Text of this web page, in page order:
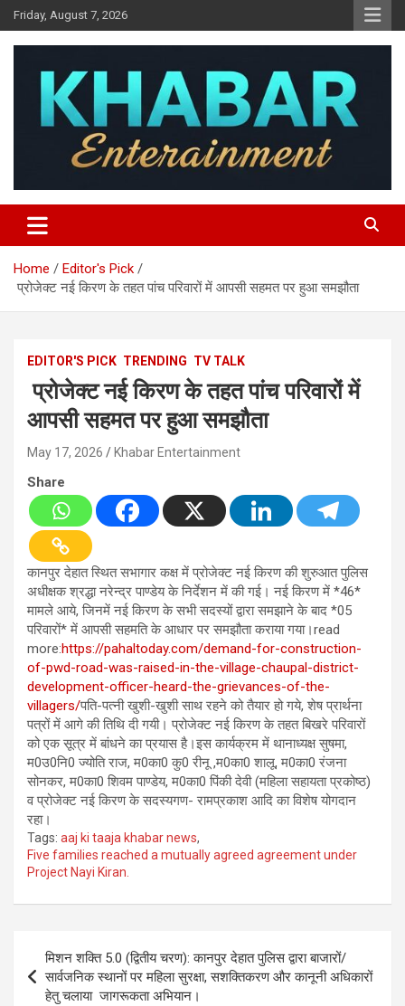
Skip
to
content
Friday, August 7, 2026
Khabar Entertainment
Home
Editor's Pick
प्रोजेक्ट नई किरण के तहत पांच परिवारों में आपसी सहमत पर हुआ समझौता
EDITOR'S PICK TRENDING TV TALK
प्रोजेक्ट नई किरण के तहत पांच परिवारों में
आपसी सहमत पर हुआ समझौता
May 17, 2026 Khabar Entertainment
Share
कानपुर देहात स्थित सभागार कक्ष में प्रोजेक्ट नई किरण की शुरुआत पुलिस
अधीक्षक श्रद्धा नरेन्द्र पाण्डेय के निर्देशन में की गई। नई किरण में *46*
मामले आये, जिनमें नई किरण के सभी सदस्यों द्वारा समझाने के बाद *05
परिवारों* में आपसी सहमति के आधार पर समझौता कराया गया।read
more:https://pahaltoday.com/demand-for-construction-
of-pwd-road-was-raised-in-the-village-chaupal-district-
development-officer-heard-the-grievances-of-the-
villagers/पति-पत्नी खुशी-खुशी साथ रहने को तैयार हो गये, शेष प्रार्थना
पत्रों में आगे की तिथि दी गयी। प्रोजेक्ट नई किरण के तहत बिखरे परिवारों
को एक सूत्र में बांधने का प्रयास है।इस कार्यक्रम में थानाध्यक्ष सुषमा,
म0उ0नि0 ज्योति राज, म0का0 कु0 रीनू ,म0का0 शालू, म0का0 रंजना
सोनकर, म0का0 शिवम पाण्डेय, म0का0 पिंकी देवी (महिला सहायता प्रकोष्ठ)
व प्रोजेक्ट नई किरण के सदस्यगण- रामप्रकाश आदि का विशेष योगदान
रहा।
Tags: aaj ki taaja khabar news,
Five families reached a mutually agreed agreement under
Project Nayi Kiran.
Post
navigation
मिशन शक्ति 5.0 (द्वितीय चरण): कानपुर देहात पुलिस द्वारा बाजारों/
सार्वजनिक स्थानों पर महिला सुरक्षा, सशक्तिकरण और कानूनी अधिकारों
हेतु चलाया जागरूकता अभियान।